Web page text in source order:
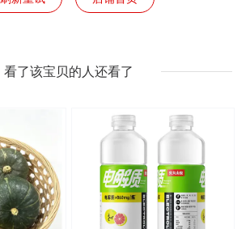
看了该宝贝的人还看了